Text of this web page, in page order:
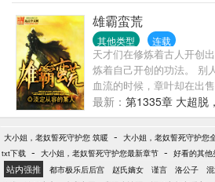
驸马，刀砍王妃，撒泼、
来：可怜的世家公子被她
狠戾的掌印大监虔诚跪地
元郎是她指点天下的笔。
向披靡的刀。??终于，大
尊贵，从不是任何人的配
情线，有孩子，但男的都
雄霸蛮荒
其他类型 连载
天才们在修炼着古人开创
炼着自己开创的功法。 别
血流的时候，章叶却在出
才们在为自己的一点成绩
们的师傅打得吐血而逃。
一门功法修炼到大成，章
参悟透功法，并修炼到大
人就往他们的鼻子踩，拧
最新： 第1335章 大超脱
大小姐，老奴誓死守护您 筑暖 - 大小姐，老奴誓死守护您
txt下载 - 大小姐，老奴誓死守护您最新章节 - 好看的其他
站内强推 都市极乐后后宫 赵氏嫡女 谨言 洛公子